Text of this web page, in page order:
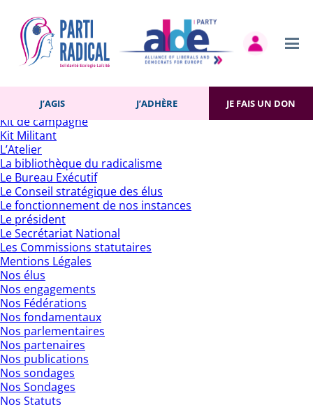
J’AGIS J’ADHÈRE JE FAIS UN DON
Pages
Accueil
Actualités
Contact
J’adhère
Kit de campagne
Kit Militant
L’Atelier
La bibliothèque du radicalisme
Le Bureau Exécutif
Le Conseil stratégique des élus
Le fonctionnement de nos instances
Le président
Le Secrétariat National
Les Commissions statutaires
Mentions Légales
Nos élus
Nos engagements
Nos Fédérations
Nos fondamentaux
Nos parlementaires
Nos partenaires
Nos publications
Nos sondages
Nos Sondages
Nos Statuts